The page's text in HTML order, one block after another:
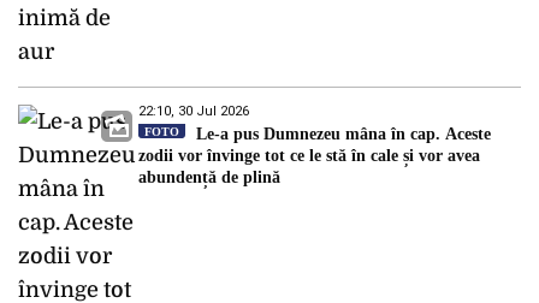
22:10, 30 Jul 2026
FOTO
Le-a pus Dumnezeu mâna în cap. Aceste
zodii vor învinge tot ce le stă în cale și vor avea
abundență de plină